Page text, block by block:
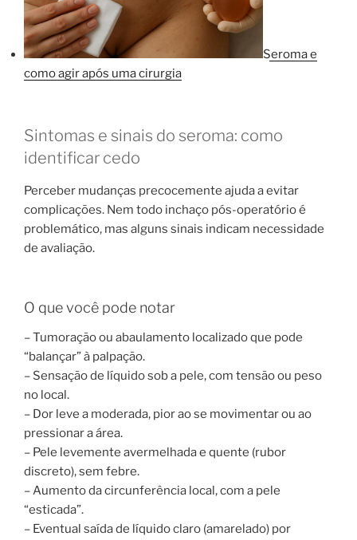
Seroma e
como agir após uma cirurgia
Sintomas e sinais do seroma: como
identificar cedo
Perceber mudanças precocemente ajuda a evitar
complicações. Nem todo inchaço pós-operatório é
problemático, mas alguns sinais indicam necessidade
de avaliação.
O que você pode notar
– Tumoração ou abaulamento localizado que pode
“balançar” à palpação.
– Sensação de líquido sob a pele, com tensão ou peso
no local.
– Dor leve a moderada, pior ao se movimentar ou ao
pressionar a área.
– Pele levemente avermelhada e quente (rubor
discreto), sem febre.
– Aumento da circunferência local, com a pele
“esticada”.
– Eventual saída de líquido claro (amarelado) por